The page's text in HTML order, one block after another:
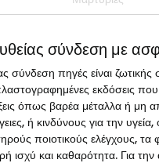
σύνδεση με
πηγές είναι ζωτικής
εκδόσεις
όπως βαρέα μέταλλα ή
ή κινδύνους για την
ποιοτικούς ελέγχους,
ισχύ και καθαρότητα. Για